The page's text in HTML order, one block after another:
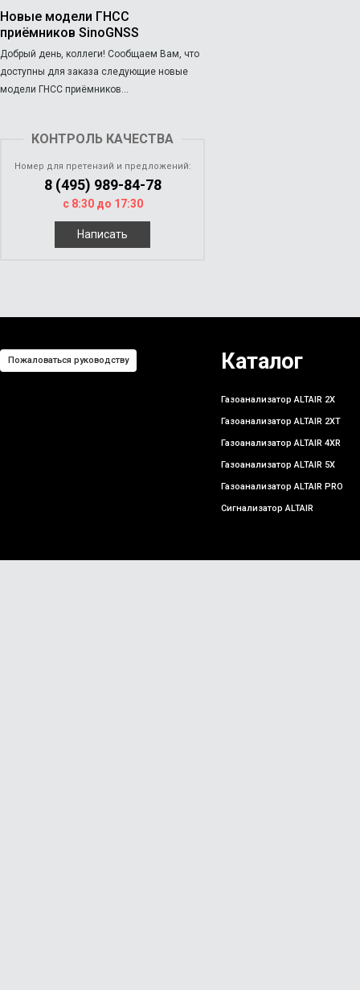
Новые модели ГНСС
приёмников SinoGNSS
Добрый день, коллеги! Сообщаем Вам, что
доступны для заказа следующие новые
модели ГНСС приёмников...
КОНТРОЛЬ КАЧЕСТВА
Номер для претензий и предложений:
8 (495) 989-84-78
с 8:30 до 17:30
Написать
Пожаловаться руководству Каталог
Газоанализатор ALTAIR 2X
Газоанализатор ALTAIR 2XT
Газоанализатор ALTAIR 4XR
Газоанализатор ALTAIR 5X
Газоанализатор ALTAIR PRO
Сигнализатор ALTAIR